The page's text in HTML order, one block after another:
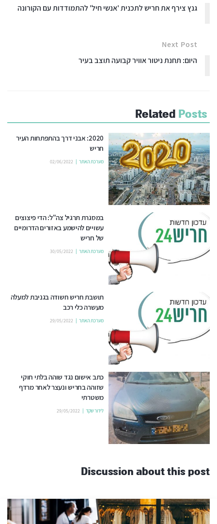
גנץ צירף את חריש לתכנית 'אנשי חיל' להתמודדות עם הקורונה
Next Post
היום: תחנת ניטור אוויר קבועה תוצב בעיר
Related Posts
2020: אבני דרך בהתפתחות העיר
חריש
מערכת האתר 02/06/2022
במסגרת תרגיל צה"ל: הדי פיצוצים
עשויים להישמע באזורים הדרומיים
של חריש
מערכת האתר 30/05/2022
תושבת חריש חשודה בגניבת למעלה
מעשרה כלי רכב
מערכת האתר 29/05/2022
כתב אישום נגד שוהה בלתי חוקי
שזוהה בחריש ונעצר לאחר מרדף
משטרתי
לידור שקד 29/05/2022
Discussion about this post